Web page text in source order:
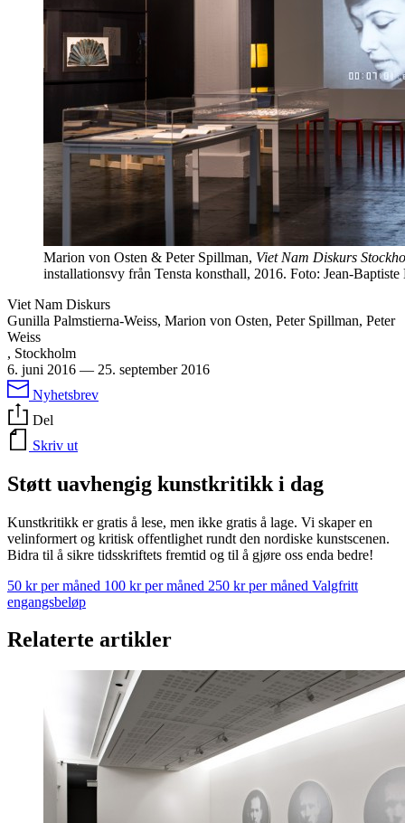
Marion von Osten & Peter Spillman, Viet Nam Diskurs
installationsvy från Tensta konsthall, 2016. Foto: Jean-Baptiste
Viet Nam Diskurs
Gunilla Palmstierna-Weiss, Marion von Osten, Peter Spillman, Peter
Weiss
, Stockholm
6. juni 2016 — 25. september 2016
Nyhetsbrev
Del
Skriv ut
Støtt uavhengig kunstkritikk i dag
Kunstkritikk er gratis å lese, men ikke gratis å lage. Vi skaper en
velinformert og kritisk offentlighet rundt den nordiske kunstscenen.
Bidra til å sikre tidsskriftets fremtid og til å gjøre oss enda bedre!
50 kr per måned 100 kr per måned 250 kr per måned Valgfritt
engangsbeløp
Relaterte artikler